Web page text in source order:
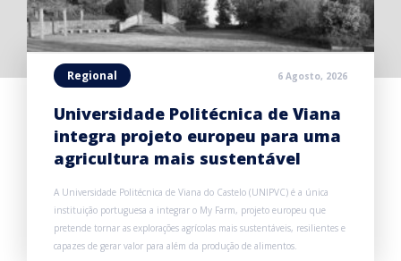
Regional 6 Agosto, 2026
Universidade Politécnica de Viana
integra projeto europeu para uma
agricultura mais sustentável
A Universidade Politécnica de Viana do Castelo (UNIPVC) é a única
instituição portuguesa a integrar o My Farm, projeto europeu que
pretende tornar as explorações agrícolas mais sustentáveis, resilientes e
capazes de gerar valor para além da produção de alimentos.